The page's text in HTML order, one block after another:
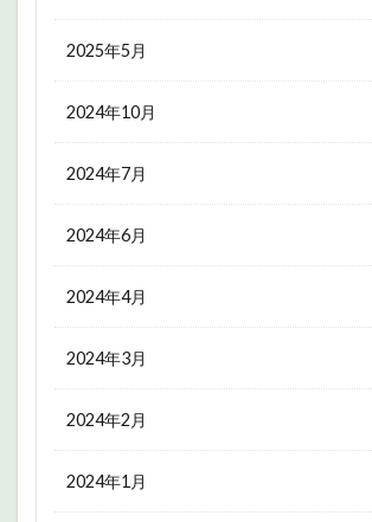
2025年5月
2024年10月
2024年7月
2024年6月
2024年4月
2024年3月
2024年2月
2024年1月